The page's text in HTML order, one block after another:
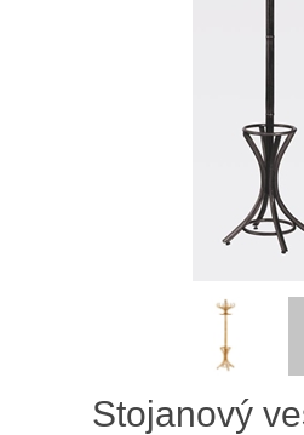
Stojanový